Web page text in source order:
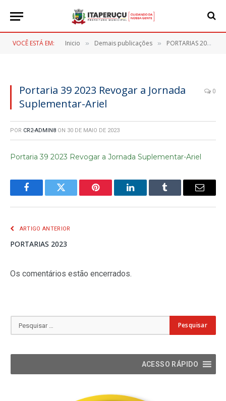
VOCÊ ESTÁ EM: Inicio » Demais publicações » PORTARIAS 2023
Portaria 39 2023 Revogar a Jornada
Suplementar-Ariel
0
POR CR2-ADMIN8 ON 30 DE MAIO DE 2023
Portaria 39 2023 Revogar a Jornada Suplementar-Ariel
FacebookTwitter Pinterest LinkedInTumblr
E-
ARTIGO ANTERIOR
PORTARIAS 2023
Os comentários estão encerrados.
ACESSO RÁPIDO